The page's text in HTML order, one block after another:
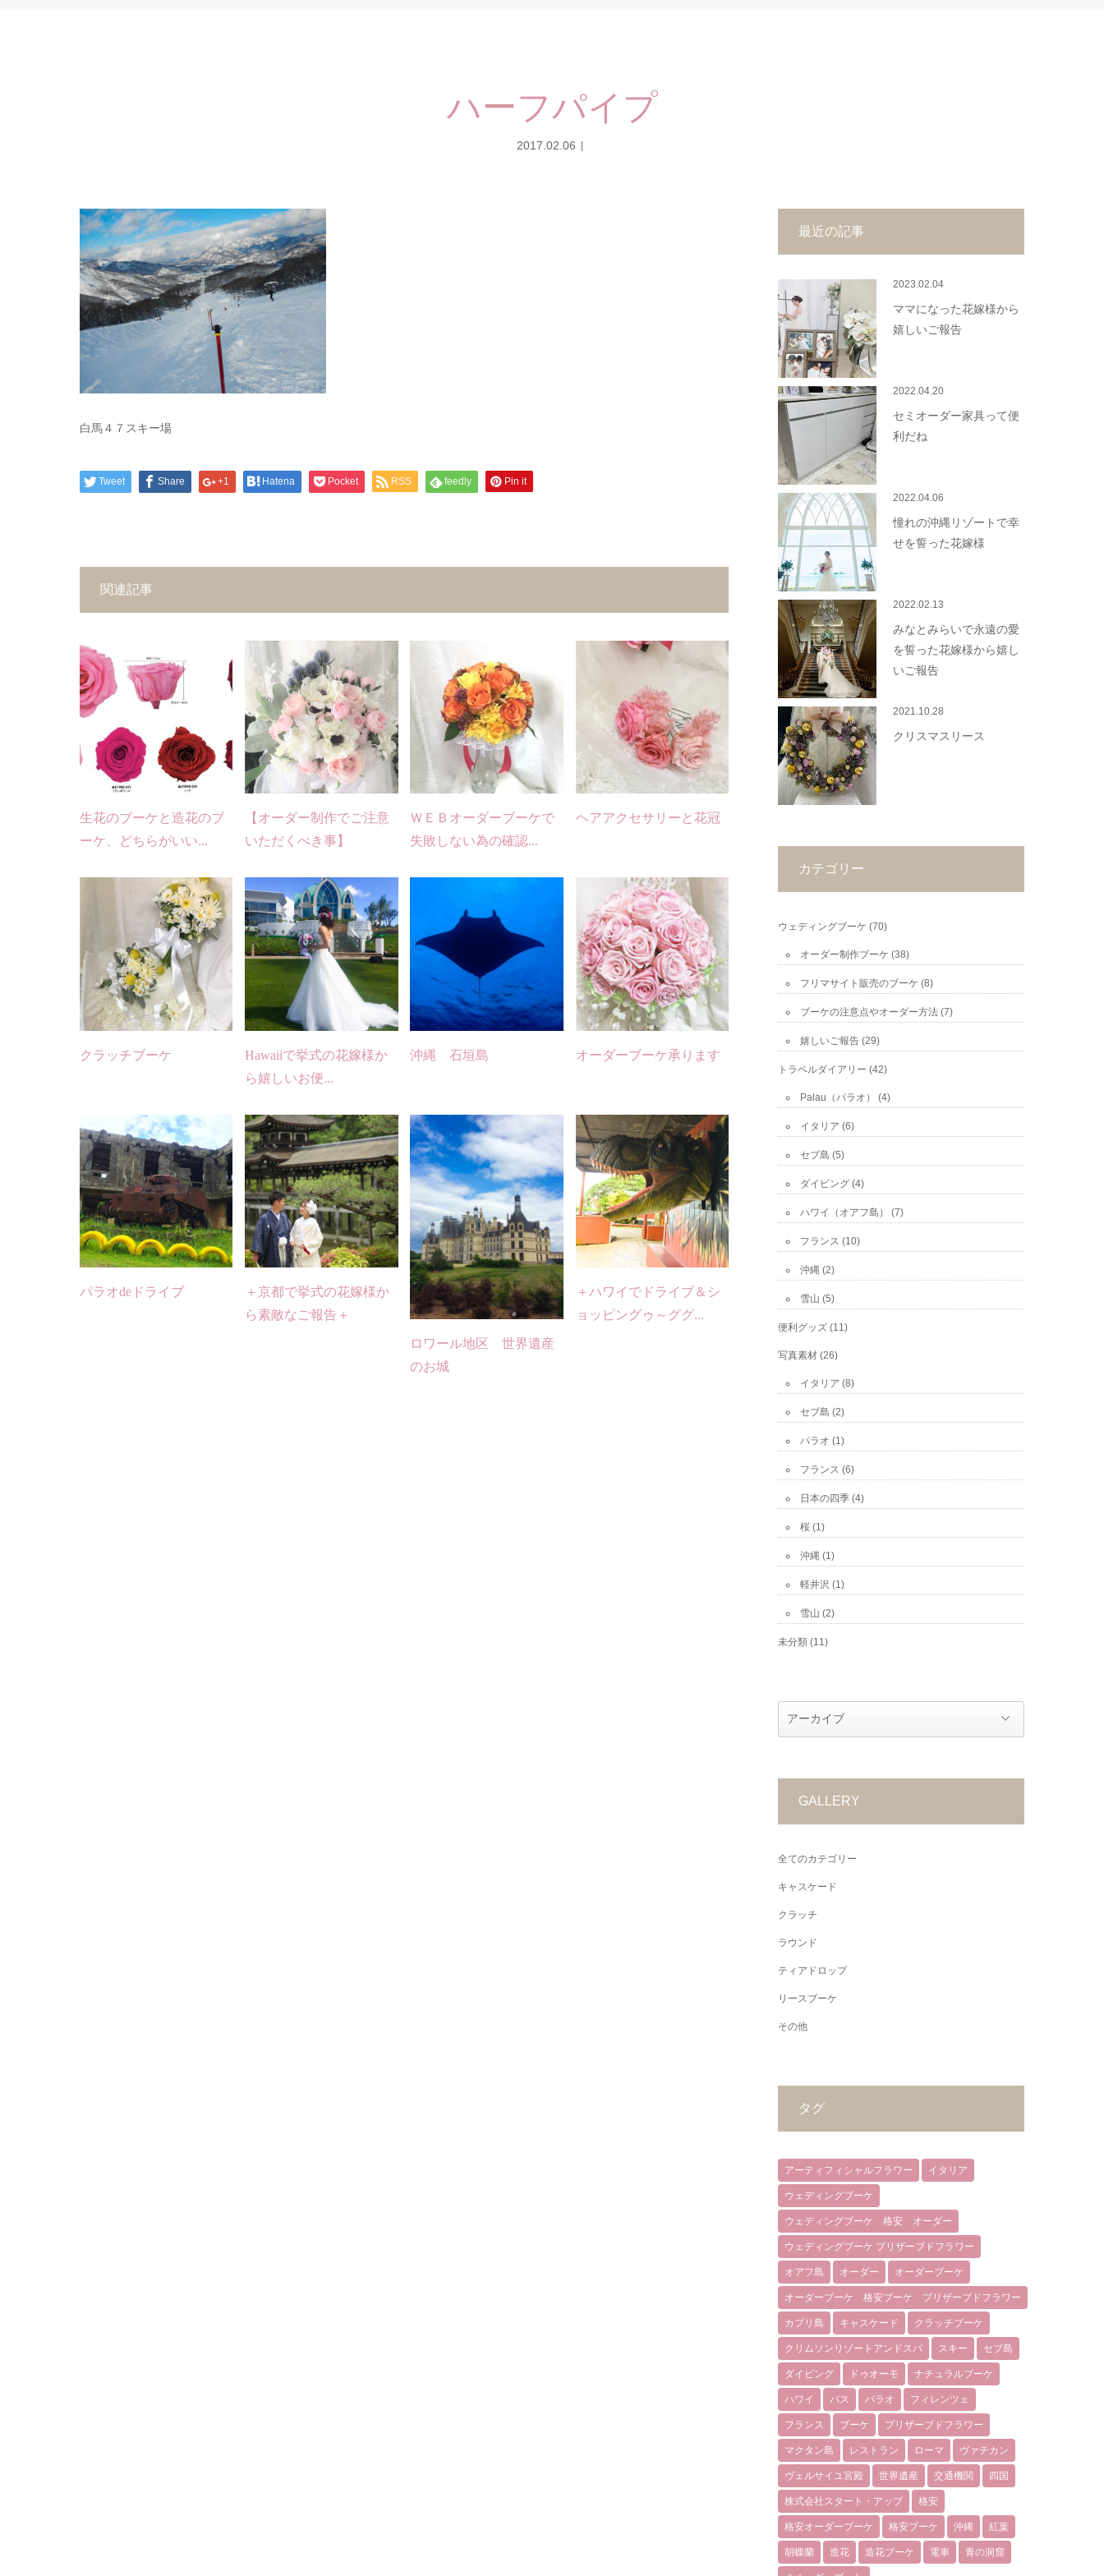
ハーフパイプ
2017.02.06
白馬４７スキー場
Tweet Share +1 Hatena Pocket RSS feedly Pin it
関連記事
生花のブーケと造花のブ
ーケ、どちらがいい...
【オーダー制作でご注意
いただくべき事】
ＷＥＢオーダーブーケで
失敗しない為の確認...
ヘアアクセサリーと花冠
クラッチブーケ
Hawaiiで挙式の花嫁様か
ら嬉しいお便...
沖縄 石垣島 オーダーブーケ承ります
パラオdeドライブ
＋京都で挙式の花嫁様か
ら素敵なご報告＋
ロワール地区 世界遺産
のお城
＋ハワイでドライブ＆シ
ョッピングゥ～ググ...
最近の記事
2023.02.04
ママになった花嫁様から
嬉しいご報告
2022.04.20
セミオーダー家具って便
利だね
2022.04.06
憧れの沖縄リゾートで幸
せを誓った花嫁様
2022.02.13
みなとみらいで永遠の愛
を誓った花嫁様から嬉し
いご報告
2021.10.28
クリスマスリース
カテゴリー
ウェディングブーケ (70)
オーダー制作ブーケ (38)
フリマサイト販売のブーケ (8)
ブーケの注意点やオーダー方法 (7)
嬉しいご報告 (29)
トラベルダイアリー (42)
Palau（パラオ） (4)
イタリア (6)
セブ島 (5)
ダイビング (4)
ハワイ（オアフ島） (7)
フランス (10)
沖縄 (2)
雪山 (5)
便利グッズ (11)
写真素材 (26)
イタリア (8)
セブ島 (2)
パラオ (1)
フランス (6)
日本の四季 (4)
桜 (1)
沖縄 (1)
軽井沢 (1)
雪山 (2)
未分類 (11)
GALLERY
全てのカテゴリー
キャスケード
クラッチ
ラウンド
ティアドロップ
リースブーケ
その他
タグ
アーティフィシャルフラワー イタリア
ウェディングブーケ
ウェディングブーケ 格安 オーダー
ウェディングブーケ プリザーブドフラワー
オアフ島 オーダー オーダーブーケ
オーダーブーケ 格安ブーケ プリザーブドフラワー
カプリ島 キャスケード クラッチブーケ
クリムソンリゾートアンドスパ スキー セブ島
ダイビング ドゥオーモ ナチュラルブーケ
ハワイ バス パラオ フィレンツェ
フランス ブーケ プリザーブドフラワー
マクタン島 レストラン ローマ ヴァチカン
ヴェルサイユ宮殿 世界遺産 交通機関 四国
株式会社スタート・アップ 格安
格安オーダーブーケ 格安ブーケ 沖縄 紅葉
胡蝶蘭 造花 造花ブーケ 電車 青の洞窟